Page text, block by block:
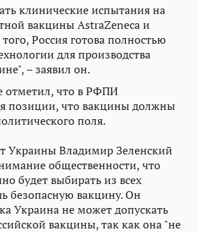
клинические испытания на
вакцины AstraZeneca и
Россия готова полностью
для производства
– заявил он.
отметил, что в РФПИ
позиции, что вакцины должны
поля.
Украины Владимир Зеленский
общественности, что
будет выбирать из всех
безопасную вакцину. Он
Украина не может допускать
вакцины, так как она "не